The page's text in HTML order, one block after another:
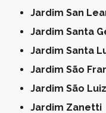
Jardim San
Jardim Santa
Jardim Santa
Jardim São
Jardim São Luiz
Jardim Zanetti